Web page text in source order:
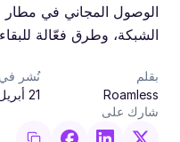
الشبكة، وطرق فعّالة
بقلم
Roamless
نُشر في
21 أبريل 2025
شارك على